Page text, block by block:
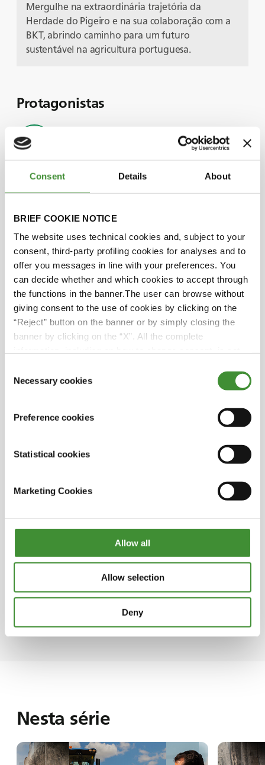
Consent Details About
BRIEF COOKIE NOTICE
The website uses technical cookies and, subject to your
consent, third-party profiling cookies for analyses and to
offer you messages in line with your preferences. You
can decide whether and which cookies to accept through
the functions in the banner.The user can browse without
giving consent to the use of cookies by clicking on the
“Reject” button on the banner or by simply closing the
banner by clicking on the “X”. All the complete
Selection
Necessary cookies
Preference cookies
Statistical cookies
Marketing Cookies
Allow all
Allow selection
Deny
Mergulhe na extraordinária trajetória da
Herdade do Pigeiro e na sua colaboração com a
BKT, abrindo caminho para um futuro
sustentável na agricultura portuguesa.
Protagonistas
Bruno Pernas
Luís Bulhão Martins
Lo sapevi?
Herdade do Pigeiro ha aperto la strada a
sistemi di irrigazione innovativi, coprendo
quasi il 30% dei suoi terreni agricoli con
controlli automatizzati per ottimizzare
Nella tumultuosa epoca della Seconda guerra
fondamentale nella comunità. Il generoso
residenti locali durante i periodi di penuria.
Rinomata per le sue pratiche di allevamento di
limitato il raggio d'azione entro i confini del
Portogallo. L'azienda ha ampliato con
successo le sue operazioni in Spagna,
dimostrando dedizione alla fornitura di
prodotti di alta qualità a un mercato
internazionale ben più vasto.
Nesta série